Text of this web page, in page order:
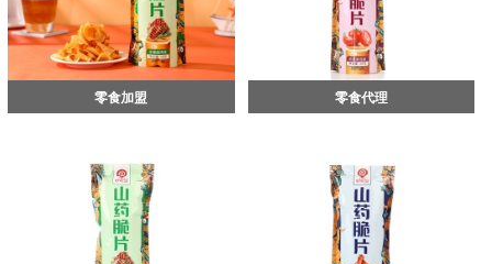
零食加盟 零食代理